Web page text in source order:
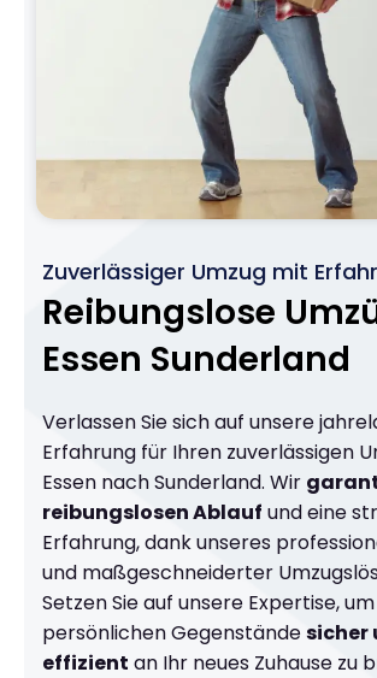
Zuverlässiger Umzug mit
Reibungslose
Essen Sunderland
Verlassen Sie sich auf unsere
Erfahrung für Ihren zuverlässigen
Essen nach Sunderland. Wir
reibungslosen Ablauf und eine
Erfahrung, dank unseres
und maßgeschneiderter
Setzen Sie auf unsere Expertise,
persönlichen Gegenständesicher
effizient an Ihr neues Zuhause zu